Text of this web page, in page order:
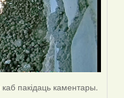
каб пакідаць каментары.